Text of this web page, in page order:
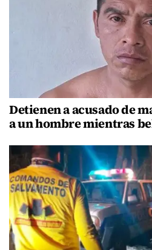
Detienen a acusado de
a un hombre mientras